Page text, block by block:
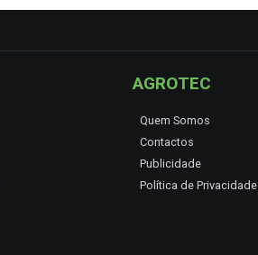
AGROTEC
Quem Somos
Contactos
Publicidade
Política de Privacidade